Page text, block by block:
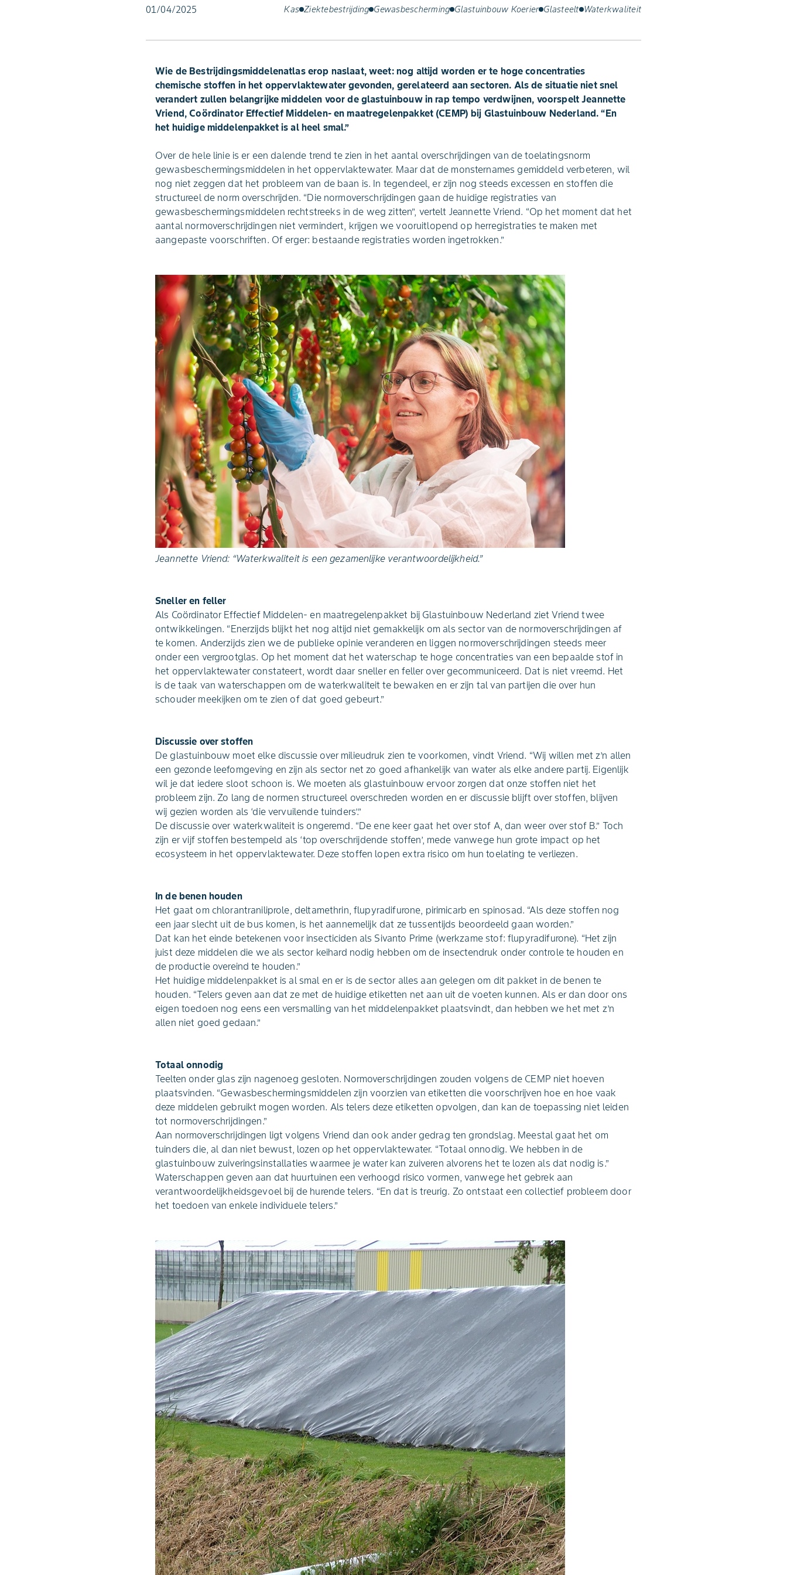
01/04/2025 Kas Ziektebestrijding Gewasbescherming Glastuinbouw Koerier Glasteelt Waterkwaliteit
Wie de Bestrijdingsmiddelenatlas erop naslaat, weet: nog altijd worden er te hoge concentraties
chemische stoffen in het oppervlaktewater gevonden, gerelateerd aan sectoren. Als de situatie niet snel
verandert zullen belangrijke middelen voor de glastuinbouw in rap tempo verdwijnen, voorspelt Jeannette
Vriend, Coördinator Effectief Middelen- en maatregelenpakket (CEMP) bij Glastuinbouw Nederland. “En
het huidige middelenpakket is al heel smal.”
Over de hele linie is er een dalende trend te zien in het aantal overschrijdingen van de toelatingsnorm
gewasbeschermingsmiddelen in het oppervlaktewater. Maar dat de monsternames gemiddeld verbeteren, wil
nog niet zeggen dat het probleem van de baan is. In tegendeel, er zijn nog steeds excessen en stoffen die
structureel de norm overschrijden. “Die normoverschrijdingen gaan de huidige registraties van
gewasbeschermingsmiddelen rechtstreeks in de weg zitten”, vertelt Jeannette Vriend. “Op het moment dat het
aantal normoverschrijdingen niet vermindert, krijgen we vooruitlopend op herregistraties te maken met
aangepaste voorschriften. Of erger: bestaande registraties worden ingetrokken.”
Jeannette Vriend: “Waterkwaliteit is een gezamenlijke verantwoordelijkheid.”
Sneller en feller
Als Coördinator Effectief Middelen- en maatregelenpakket bij Glastuinbouw Nederland ziet Vriend twee
ontwikkelingen. “Enerzijds blijkt het nog altijd niet gemakkelijk om als sector van de normoverschrijdingen af
te komen. Anderzijds zien we de publieke opinie veranderen en liggen normoverschrijdingen steeds meer
onder een vergrootglas. Op het moment dat het waterschap te hoge concentraties van een bepaalde stof in
het oppervlaktewater constateert, wordt daar sneller en feller over gecommuniceerd. Dat is niet vreemd. Het
is de taak van waterschappen om de waterkwaliteit te bewaken en er zijn tal van partijen die over hun
schouder meekijken om te zien of dat goed gebeurt.”
Discussie over stoffen
De glastuinbouw moet elke discussie over milieudruk zien te voorkomen, vindt Vriend. “Wij willen met z’n allen
een gezonde leefomgeving en zijn als sector net zo goed afhankelijk van water als elke andere partij. Eigenlijk
wil je dat iedere sloot schoon is. We moeten als glastuinbouw ervoor zorgen dat onze stoffen niet het
probleem zijn. Zo lang de normen structureel overschreden worden en er discussie blijft over stoffen, blijven
wij gezien worden als ‘die vervuilende tuinders’.”
De discussie over waterkwaliteit is ongeremd. “De ene keer gaat het over stof A, dan weer over stof B.” Toch
zijn er vijf stoffen bestempeld als ‘top overschrijdende stoffen’, mede vanwege hun grote impact op het
ecosysteem in het oppervlaktewater. Deze stoffen lopen extra risico om hun toelating te verliezen.
In de benen houden
Het gaat om chlorantraniliprole, deltamethrin, flupyradifurone, pirimicarb en spinosad. “Als deze stoffen nog
een jaar slecht uit de bus komen, is het aannemelijk dat ze tussentijds beoordeeld gaan worden.”
Dat kan het einde betekenen voor insecticiden als Sivanto Prime (werkzame stof: flupyradifurone). “Het zijn
juist deze middelen die we als sector keihard nodig hebben om de insectendruk onder controle te houden en
de productie overeind te houden.”
Het huidige middelenpakket is al smal en er is de sector alles aan gelegen om dit pakket in de benen te
houden. “Telers geven aan dat ze met de huidige etiketten net aan uit de voeten kunnen. Als er dan door ons
eigen toedoen nog eens een versmalling van het middelenpakket plaatsvindt, dan hebben we het met z’n
allen niet goed gedaan.”
Totaal onnodig
Teelten onder glas zijn nagenoeg gesloten. Normoverschrijdingen zouden volgens de CEMP niet hoeven
plaatsvinden. “Gewasbeschermingsmiddelen zijn voorzien van etiketten die voorschrijven hoe en hoe vaak
deze middelen gebruikt mogen worden. Als telers deze etiketten opvolgen, dan kan de toepassing niet leiden
tot normoverschrijdingen.”
Aan normoverschrijdingen ligt volgens Vriend dan ook ander gedrag ten grondslag. Meestal gaat het om
tuinders die, al dan niet bewust, lozen op het oppervlaktewater. “Totaal onnodig. We hebben in de
glastuinbouw zuiveringsinstallaties waarmee je water kan zuiveren alvorens het te lozen als dat nodig is.”
Waterschappen geven aan dat huurtuinen een verhoogd risico vormen, vanwege het gebrek aan
verantwoordelijkheidsgevoel bij de hurende telers. “En dat is treurig. Zo ontstaat een collectief probleem door
het toedoen van enkele individuele telers.”